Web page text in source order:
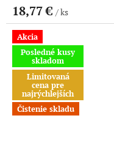
18,77 € / ks
Akcia
Posledné kusy
skladom
Limitovaná
cena pre
najrýchlejších
Čistenie skladu